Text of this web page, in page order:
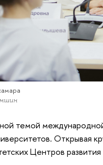
темой
Открывая
Центров